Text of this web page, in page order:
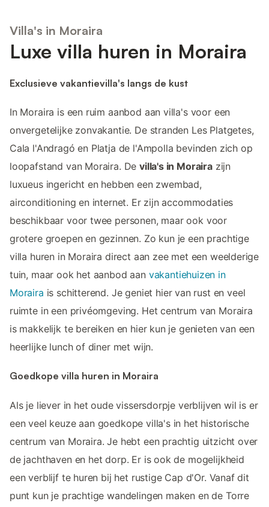
Villa's in Moraira
Luxe villa huren in Moraira
Exclusieve vakantievilla's langs de kust
In Moraira is een ruim aanbod aan villa's voor een
onvergetelijke zonvakantie. De stranden Les Platgetes,
Cala l'Andragó en Platja de l'Ampolla bevinden zich op
loopafstand van Moraira. Devilla's in Morairazijn
luxueus ingericht en hebben een zwembad,
airconditioning en internet. Er zijn accommodaties
beschikbaar voor twee personen, maar ook voor
grotere groepen en gezinnen. Zo kun je een prachtige
villa huren in Moraira direct aan zee met een weelderige
tuin, maar ook het aanbod aan vakantiehuizen in
Moraira is schitterend. Je geniet hier van rust en veel
ruimte in een privéomgeving. Het centrum van Moraira
is makkelijk te bereiken en hier kun je genieten van een
heerlijke lunch of diner met wijn.
Goedkope villa huren in Moraira
Als je liever in het oude vissersdorpje verblijven wil is er
een veel keuze aan goedkope villa's in het historische
centrum van Moraira. Je hebt een prachtig uitzicht over
de jachthaven en het dorp. Er is ook de mogelijkheid
een verblijf te huren bij het rustige Cap d'Or. Vanaf dit
punt kun je prachtige wandelingen maken en de Torre